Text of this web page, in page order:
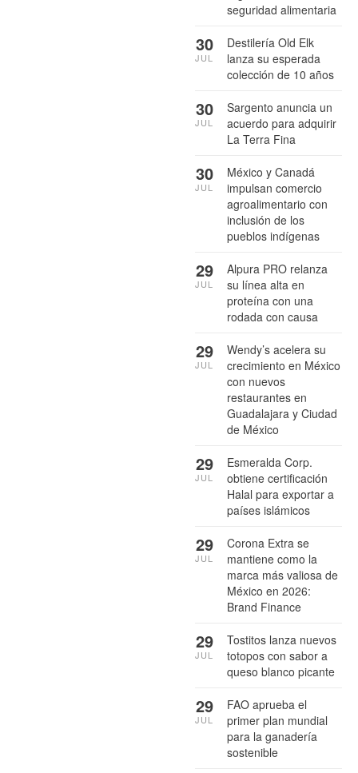
seguridad alimentaria
Destilería Old Elk
lanza su esperada
colección de 10 años
30
JUL
Sargento anuncia un
acuerdo para adquirir
La Terra Fina
30
JUL
México y Canadá
impulsan comercio
agroalimentario con
inclusión de los
pueblos indígenas
30
JUL
Alpura PRO relanza
su línea alta en
proteína con una
rodada con causa
29
JUL
Wendy’s acelera su
crecimiento en México
con nuevos
restaurantes en
Guadalajara y Ciudad
de México
29
JUL
Esmeralda Corp.
obtiene certificación
Halal para exportar a
países islámicos
29
JUL
Corona Extra se
mantiene como la
marca más valiosa de
México en 2026:
Brand Finance
29
JUL
Tostitos lanza nuevos
totopos con sabor a
queso blanco picante
29
JUL
FAO aprueba el
primer plan mundial
para la ganadería
sostenible
29
JUL